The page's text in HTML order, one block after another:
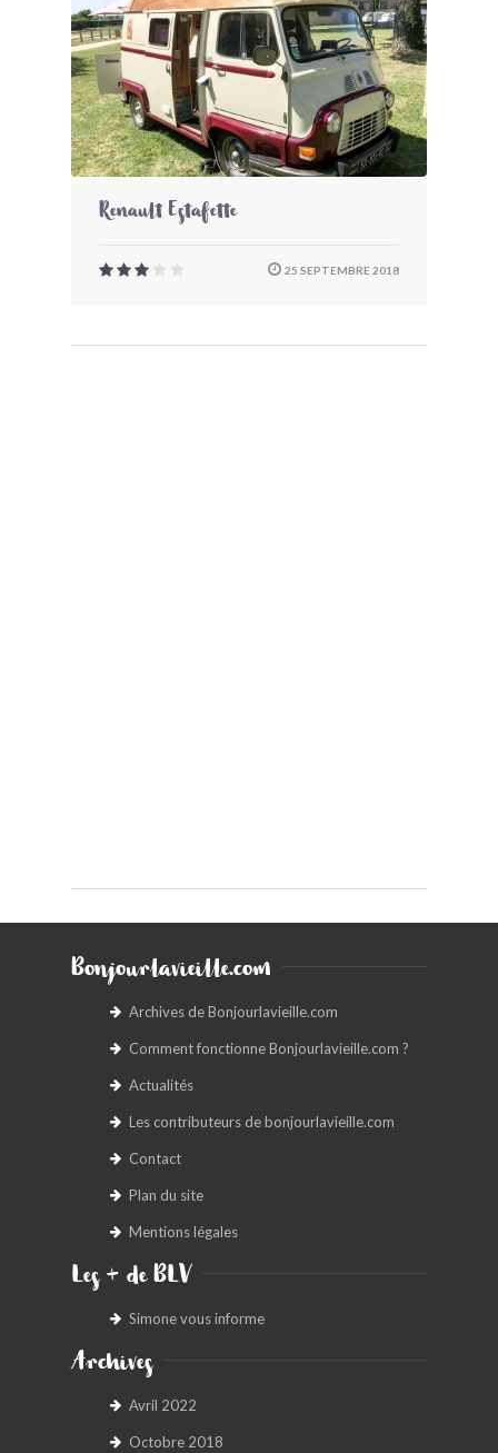
Renault Estafette
25 SEPTEMBRE 2018
Bonjourlavieille.com
Archives de Bonjourlavieille.com
Comment fonctionne Bonjourlavieille.com ?
Actualités
Les contributeurs de bonjourlavieille.com
Contact
Plan du site
Mentions légales
Les + de BLV
Simone vous informe
Archives
Avril 2022
Octobre 2018